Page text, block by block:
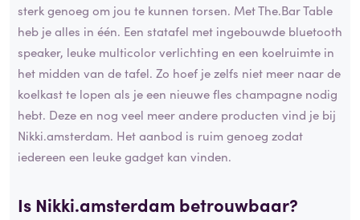
sterk genoeg om jou te kunnen torsen. Met The.Bar Table
heb je alles in één. Een statafel met ingebouwde bluetooth
speaker, leuke multicolor verlichting en een koelruimte in
het midden van de tafel. Zo hoef je zelfs niet meer naar de
koelkast te lopen als je een nieuwe fles champagne nodig
hebt. Deze en nog veel meer andere producten vind je bij
Nikki.amsterdam. Het aanbod is ruim genoeg zodat
iedereen een leuke gadget kan vinden.
Is Nikki.amsterdam betrouwbaar?